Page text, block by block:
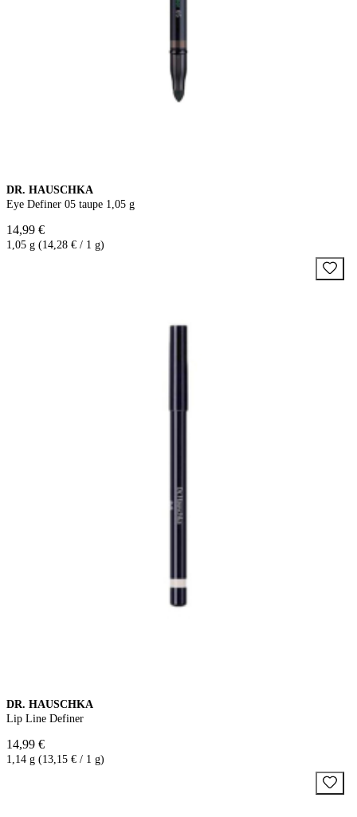
DR. HAUSCHKA
Eye Definer 05 taupe 1,05 g
14,99 €
1,05 g (14,28 € / 1 g)
DR. HAUSCHKA
Lip Line Definer
14,99 €
1,14 g (13,15 € / 1 g)